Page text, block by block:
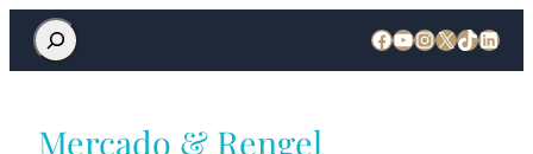
Mercado & Rengel